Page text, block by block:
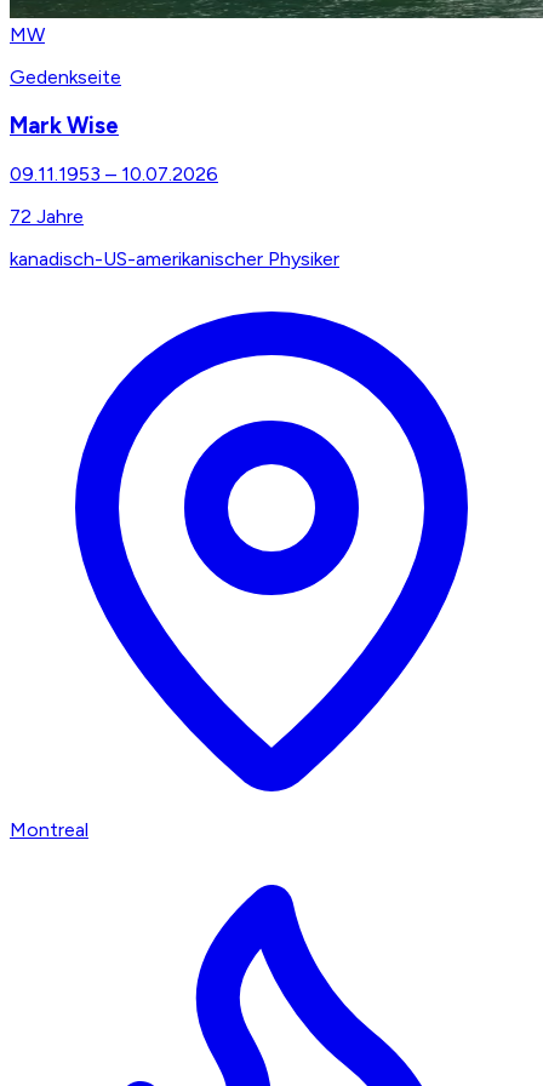
MW
Gedenkseite
Mark Wise
09.11.1953 – 10.07.2026
72 Jahre
kanadisch-US-amerikanischer Physiker
Montreal